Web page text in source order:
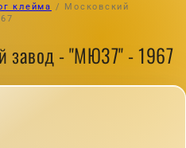
клейма /
Московский
завод - "МЮ37" - 1967